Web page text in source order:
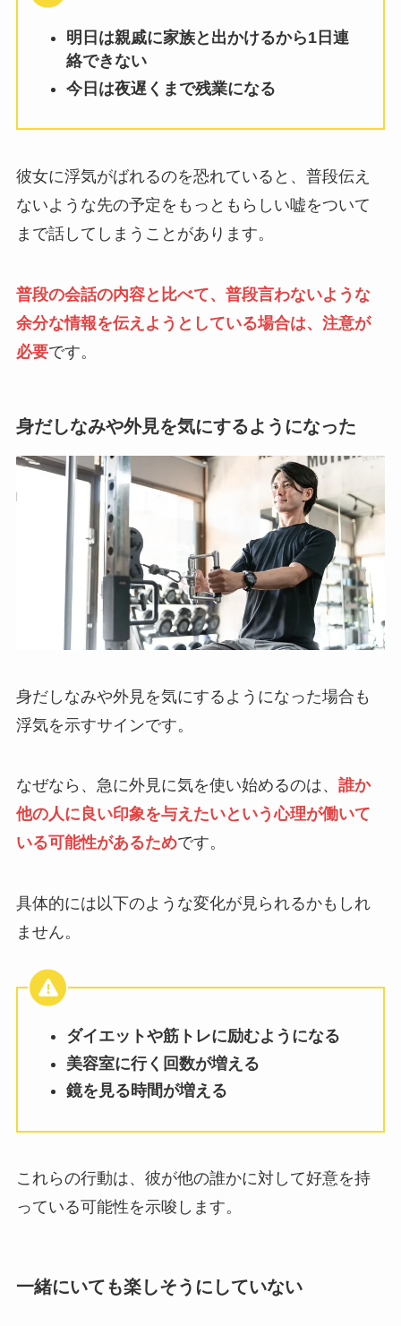
明日は親戚に家族と出かけるから1日連
絡できない
今日は夜遅くまで残業になる
彼女に浮気がばれるのを恐れていると、普段伝え
ないような先の予定をもっともらしい嘘をついて
まで話してしまうことがあります。
普段の会話の内容と比べて、普段言わないような
余分な情報を伝えようとしている場合は、注意が
必要です。
身だしなみや外見を気にするようになった
身だしなみや外見を気にするようになった場合も
浮気を示すサインです。
なぜなら、急に外見に気を使い始めるのは、 誰か
他の人に良い印象を与えたいという心理が働いて
いる可能性があるためです。
具体的には以下のような変化が見られるかもしれ
ません。
ダイエットや筋トレに励むようになる
美容室に行く回数が増える
鏡を見る時間が増える
これらの行動は、彼が他の誰かに対して好意を持
っている可能性を示唆します。
一緒にいても楽しそうにしていない